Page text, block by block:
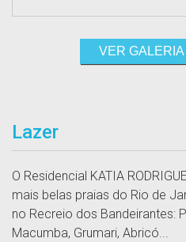
VER
Lazer
O Residencial KATIA
mais belas praias do Rio de
no Recreio dos Bandeirantes:
Macumba, Grumari, Abricó...